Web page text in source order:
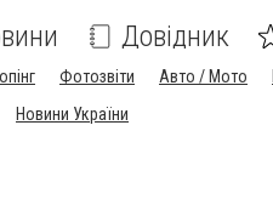
Довідник
Фотозвіти Авто / Мото
Новини України